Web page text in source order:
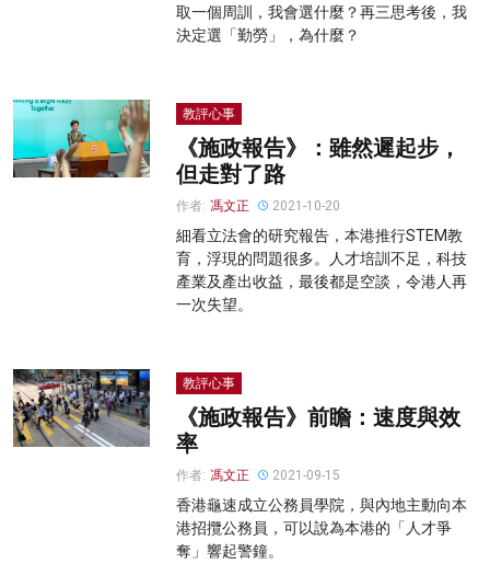
取一個周訓，我會選什麼？再三思考後，我
決定選「勤勞」，為什麼？
教評心事
《施政報告》：雖然遲起步，
但走對了路
作者: 馮文正 2021-10-20
細看立法會的研究報告，本港推行STEM教
育，浮現的問題很多。人才培訓不足，科技
產業及產出收益，最後都是空談，令港人再
一次失望。
教評心事
《施政報告》前瞻：速度與效
率
作者: 馮文正 2021-09-15
香港龜速成立公務員學院，與內地主動向本
港招攬公務員，可以說為本港的「人才爭
奪」響起警鐘。